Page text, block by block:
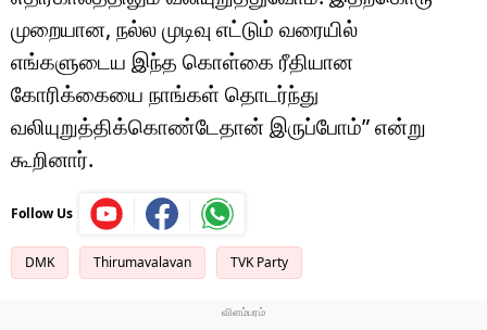
முறையான, நல்ல முடிவு எட்டும் வரையில்
எங்களுடைய இந்த கொள்கை ரீதியான
கோரிக்கையை நாங்கள் தொடர்ந்து
வலியுறுத்திக்கொண்டேதான் இருப்போம்” என்று
கூறினார்.
Follow Us
DMK Thirumavalavan TVK Party